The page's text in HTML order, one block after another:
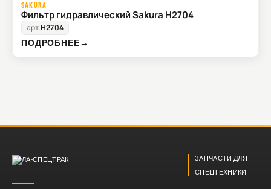
SAKURA
Фильтр гидравлический Sakura H2704
арт.H2704
ПОДРОБНЕЕ→
ЗАПЧАСТИ ДЛЯ
СПЕЦТЕХНИКИ